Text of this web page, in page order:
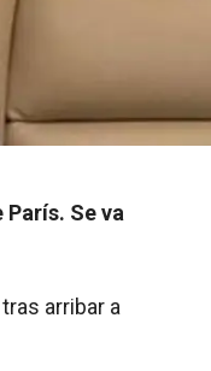
Se va
arribar a